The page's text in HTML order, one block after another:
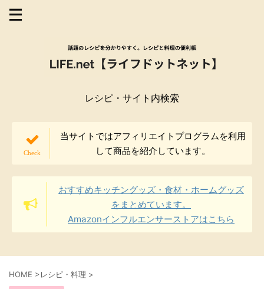
レシピ・サイト内検索
当サイトではアフィリエイトプログラムを利用
して商品を紹介しています。
おすすめキッチングッズ・食材・ホームグッズ
をまとめています。
Amazonインフルエンサーストアはこちら
HOME >レシピ・料理 >